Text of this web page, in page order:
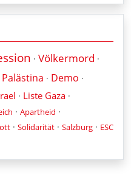
· Völkermord ·
Palästina · Demo ·
· Liste Gaza ·
· Apartheid ·
· Solidarität · Salzburg · ESC